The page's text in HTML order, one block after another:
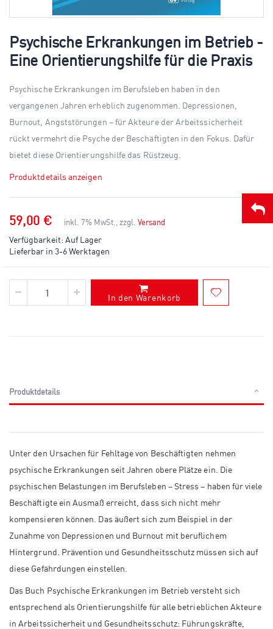
to
the
beginning
of
images
Psychische Erkrankungen im Betrieb -
Eine Orientierungshilfe für die Praxis
Psychische Erkrankungen im Berufsleben haben in den
vergangenen Jahren erheblich zugenommen. Depressionen,
Burnout, Angststörungen – für Akteure der Arbeitssicherheit
rückt vermehrt die Psyche der Beschäftigten in den Fokus. Dafür
bietet diese Orientierungshilfe das Rüstzeug.
Produktdetails anzeigen
59,00 € inkl. 7% MwSt., zzgl. Versand
Verfügbarkeit: Auf Lager
Lieferbar in 3-6 Werktagen
In den Warenkorb
Produktdetails
Unter den Ursachen für Fehltage von Beschäftigten nehmen
psychische Erkrankungen seit Jahren obere Plätze ein. Die
psychischen Belastungen im Berufsleben – Stress – haben für viele
Beschäftigte ein Ausmaß erreicht, dass sich nicht mehr
kompensieren können. Das äußert sich zum Beispiel in der
Zunahme von Depressionen und Burnout mit beruflichem
Hintergrund. Prävention und Gesundheitsschutz müssen sich auf
diese Gefährdungen einstellen.
Das Buch Psychische Erkrankungen im Betrieb versteht sich
entsprechend als Orientierungshilfe für alle betrieblichen Akteure
in Arbeitssicherheit und Gesundheitsschutz: Führungskräfte,